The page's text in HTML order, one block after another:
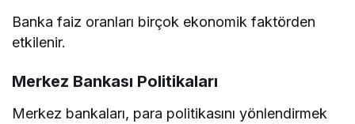
Banka faiz oranları birçok ekonomik faktörden
etkilenir.
Merkez Bankası Politikaları
Merkez bankaları, para politikasını yönlendirmek